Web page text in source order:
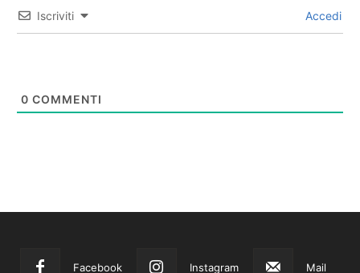
Iscriviti Accedi
0 COMMENTI
Facebook Instagram Mail